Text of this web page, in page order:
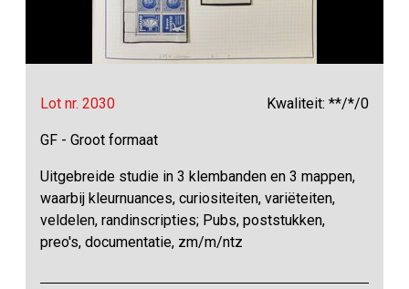
Lot nr. 2030 Kwaliteit: **/*/0
GF - Groot formaat
Uitgebreide studie in 3 klembanden en 3 mappen,
waarbij kleurnuances, curiositeiten, variëteiten,
veldelen, randinscripties; Pubs, poststukken,
preo's, documentatie, zm/m/ntz